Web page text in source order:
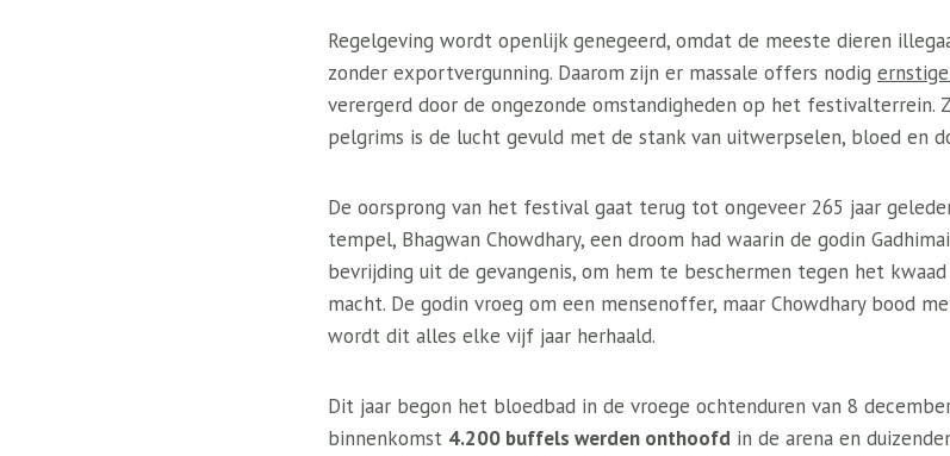
Regelgeving wordt openlijk genegeerd, omdat de meeste dieren
zonder exportvergunning. Daarom zijn er massale offers nodig
verergerd door de ongezonde omstandigheden op het
pelgrims is de lucht gevuld met de stank van uitwerpselen, bloed en
De oorsprong van het festival gaat terug tot ongeveer 265 jaar
tempel, Bhagwan Chowdhary, een droom had waarin de godin
bevrijding uit de gevangenis, om hem te beschermen tegen het
macht. De godin vroeg om een ​​mensenoffer, maar Chowdhary bood
wordt dit alles elke vijf jaar herhaald.
Dit jaar begon het bloedbad in de vroege ochtenduren van 8
binnenkomst 4.200 buffels werden onthoofd in de arena en